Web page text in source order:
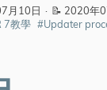
月10日 · 📝 2020年
7教學 #Updater